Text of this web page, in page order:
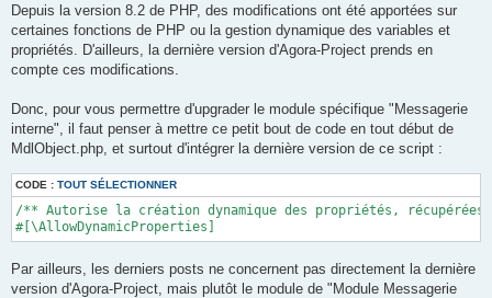
g
e
Depuis la version 8.2 de PHP, des modifications ont été apportées sur
certaines fonctions de PHP ou la gestion dynamique des variables et
propriétés. D'ailleurs, la dernière version d'Agora-Project prends en
compte ces modifications.
Donc, pour vous permettre d'upgrader le module spécifique "Messagerie
interne", il faut penser à mettre ce petit bout de code en tout début de
MdlObject.php, et surtout d'intégrer la dernière version de ce script :
CODE : TOUT SÉLECTIONNER
/** Autorise la création dynamique des propriétés,
#[\AllowDynamicProperties]
Par ailleurs, les derniers posts ne concernent pas directement la dernière
version d'Agora-Project, mais plutôt le module de "Module Messagerie